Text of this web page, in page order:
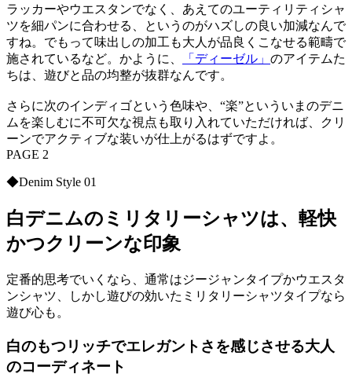
ラッカーやウエスタンでなく、あえてのユーティリティシャ
ツを細パンに合わせる、というのがハズしの良い加減なんで
すね。でもって味出しの加工も大人が品良くこなせる範疇で
施されているなど。かように、
「ディーゼル」 のアイテムた
ちは、遊びと品の均整が抜群なんです。
さらに次のインディゴという色味や、“楽”といういまのデニ
ムを楽しむに不可欠な視点も取り入れていただければ、クリ
ーンでアクティブな装いが仕上がるはずですよ。
PAGE 2
◆Denim Style 01
白デニムのミリタリーシャツは、軽快
かつクリーンな印象
定番的思考でいくなら、通常はジージャンタイプかウエスタ
ンシャツ、しかし遊びの効いたミリタリーシャツタイプなら
遊び心も。
白のもつリッチでエレガントさを感じさせる大人
のコーディネート